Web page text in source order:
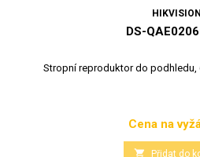
HIKVISION
DS-
Stropní reproduktor do podhledu,
Cena na
 Přidat do